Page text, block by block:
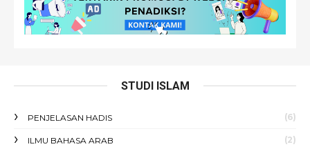
STUDI ISLAM
PENJELASAN HADIS (6)
ILMU BAHASA ARAB (2)